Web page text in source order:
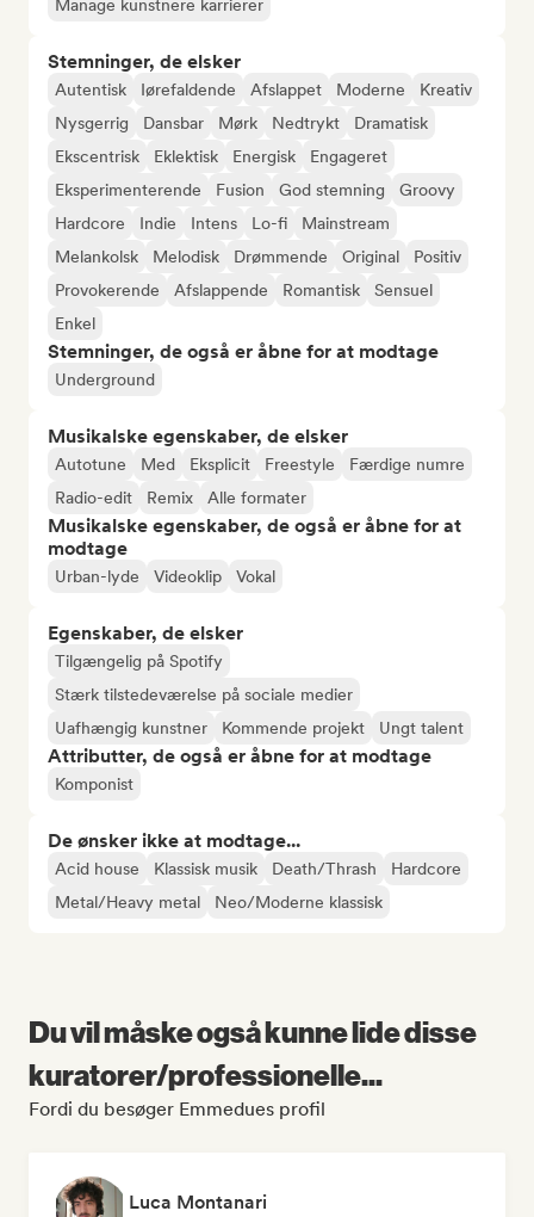
Manage kunstnere karrierer
Stemninger, de elsker
Autentisk Iørefaldende Afslappet Moderne
Kreativ
Nysgerrig
Dansbar Mørk Nedtrykt
Dramatisk
Ekscentrisk
Eklektisk Energisk
Engageret
Eksperimenterende
Fusion God stemning
Groovy
Hardcore
Indie Intens Lo-fi
Mainstream
Melankolsk
Melodisk Drømmende Original
Positiv
Provokerende
Afslappende Romantisk
Sensuel
Enkel
Stemninger, de også er åbne for at modtage
Underground
Musikalske egenskaber, de elsker
Autotune Med Eksplicit Freestyle
Færdige numre
Radio-edit
Remix Alle formater
Musikalske egenskaber, de også er åbne for at
modtage
Urban-lyde Videoklip Vokal
Egenskaber, de elsker
Tilgængelig på Spotify
Stærk tilstedeværelse på sociale medier
Uafhængig kunstner
Kommende projekt Ungt talent
Attributter, de også er åbne for at modtage
Komponist
De ønsker ikke at modtage...
Acid house Klassisk musik Death/Thrash
Hardcore
Metal/Heavy metal
Neo/Moderne klassisk
Du vil måske også kunne lide disse
kuratorer/professionelle...
Fordi du besøger Emmedues profil
Luca Montanari